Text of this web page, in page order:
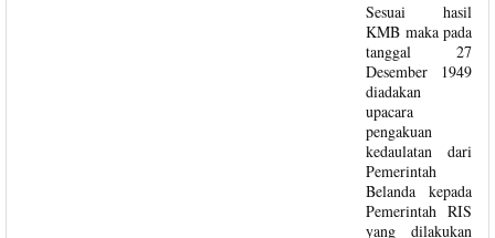
Sesuai hasil
KMB maka pada
tanggal 27
Desember 1949
diadakan
upacara
pengakuan
kedaulatan dari
Pemerintah
Belanda kepada
Pemerintah RIS
yang dilakukan